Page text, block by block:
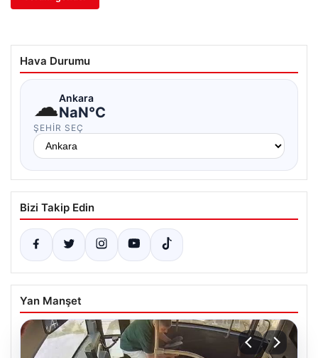
Hava Durumu
☁Ankara
NaN°C
ŞEHIR SEÇ
Bizi Takip Edin
Yan Manşet